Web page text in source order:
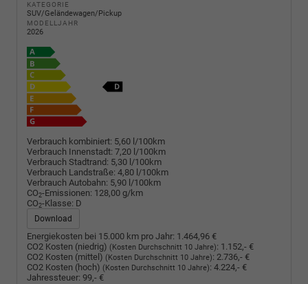
KATEGORIE
SUV/Geländewagen/Pickup
MODELLJAHR
2026
Verbrauch kombiniert: 5,60 l/100km
Verbrauch Innenstadt: 7,20 l/100km
Verbrauch Stadtrand: 5,30 l/100km
Verbrauch Landstraße: 4,80 l/100km
Verbrauch Autobahn: 5,90 l/100km
CO2-Emissionen: 128,00 g/km
CO2-Klasse: D
Download
Energiekosten bei 15.000 km pro Jahr: 1.464,96 €
CO2 Kosten (niedrig) (Kosten Durchschnitt 10 Jahre): 1.152,- €
CO2 Kosten (mittel) (Kosten Durchschnitt 10 Jahre): 2.736,- €
CO2 Kosten (hoch) (Kosten Durchschnitt 10 Jahre): 4.224,- €
Jahressteuer: 99,- €